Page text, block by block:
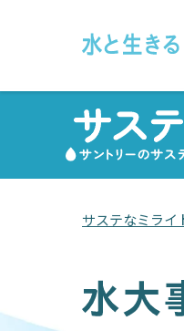
サステなミライ